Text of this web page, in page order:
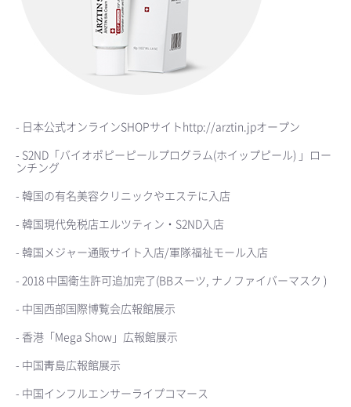
- 日本公式オンラインSHOPサイトhttp://arztin.jpオープン
- S2ND「バイオポピーピールプログラム(ホイップピール) 」ロー
ンチング
- 韓国の有名美容クリニックやエステに入店
- 韓国現代免税店エルツティン・S2ND入店
- 韓国メジャー通販サイト入店/軍隊福祉モール入店
- 2018 中国衛生許可追加完了(BBスーツ, ナノファイバーマスク )
- 中国西部国際博覧会広報館展示
- 香港「Mega Show」広報館展示
- 中国靑島広報館展示
- 中国インフルエンサーライプコマース